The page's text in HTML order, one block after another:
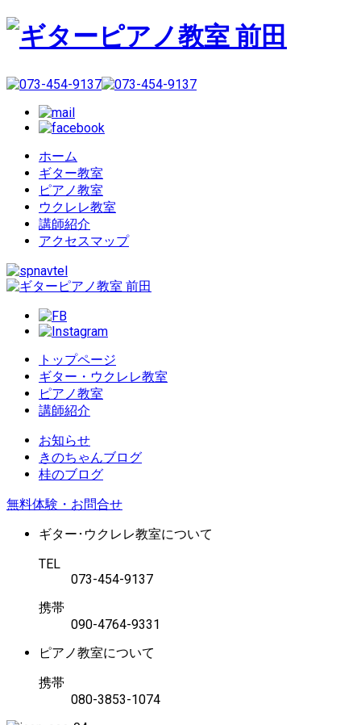
ホーム
ギター教室
ピアノ教室
ウクレレ教室
講師紹介
アクセスマップ
トップページ
ギター・ウクレレ教室
ピアノ教室
講師紹介
お知らせ
きのちゃんブログ
桂のブログ
無料体験・お問合せ
ギター･ウクレレ教室について
TEL
073-454-9137
携帯
090-4764-9331
ピアノ教室について
携帯
080-3853-1074